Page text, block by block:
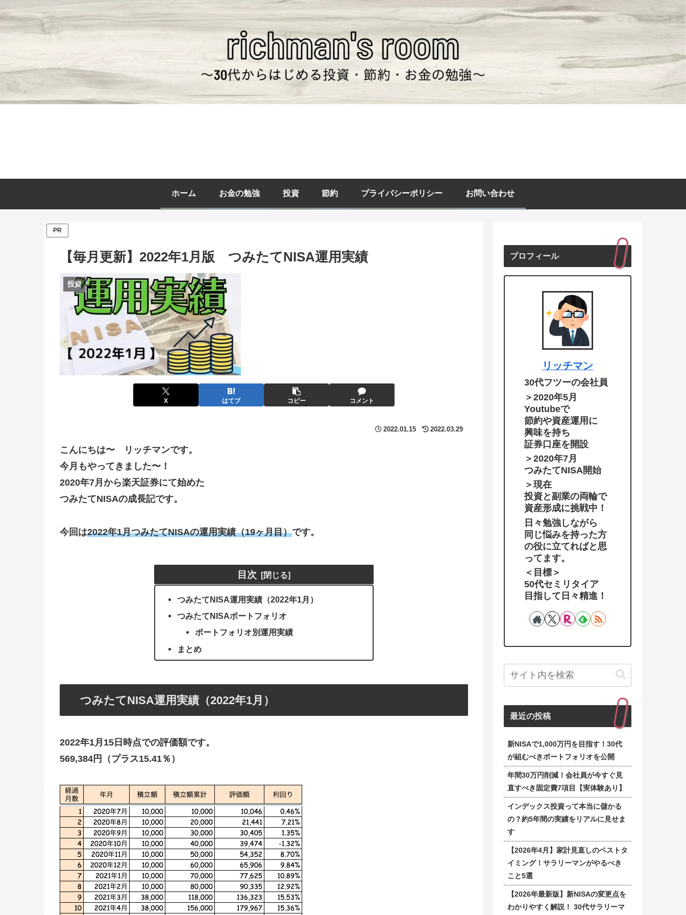
ホーム お金の勉強 投資 節約 プライバシーポリシー お問い合わせ
PR
【毎月更新】2022年1月版 つみたてNISA運用実績
投資
X はてブ コピー コメント
2022.01.15 2022.03.29
こんにちは〜 リッチマンです。
今月もやってきました〜！
2020年7月から楽天証券にて始めた
つみたてNISAの成長記です。
今回は2022年1月つみたてNISAの運用実績（19ヶ月目）です。
目次
つみたてNISA運用実績（2022年1月）
つみたてNISAポートフォリオ
ポートフォリオ別運用実績
まとめ
つみたてNISA運用実績（2022年1月）
2022年1月15日時点での評価額です。
569,384円（プラス15.41％）
プロフィール
リッチマン
30代フツーの会社員
＞2020年5月
Youtubeで
節約や資産運用に
興味を持ち
証券口座を開設
＞2020年7月
つみたてNISA開始
＞現在
投資と副業の両輪で
資産形成に挑戦中！
日々勉強しながら
同じ悩みを持った方
の役に立てればと思
ってます。
＜目標＞
50代セミリタイア
目指して日々精進！
最近の投稿
新NISAで1,000万円を目指す！30代
が組むべきポートフォリオを公開
年間30万円削減！会社員が今すぐ見
直すべき固定費7項目【実体験あり】
インデックス投資って本当に儲かる
の？約5年間の実績をリアルに見せま
す
【2026年4月】家計見直しのベストタ
イミング！サラリーマンがやるべき
こと5選
【2026年最新版】新NISAの変更点を
わかりやすく解説！ 30代サラリーマ